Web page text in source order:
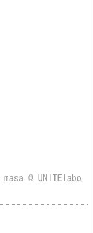
masa @ UNITElabo